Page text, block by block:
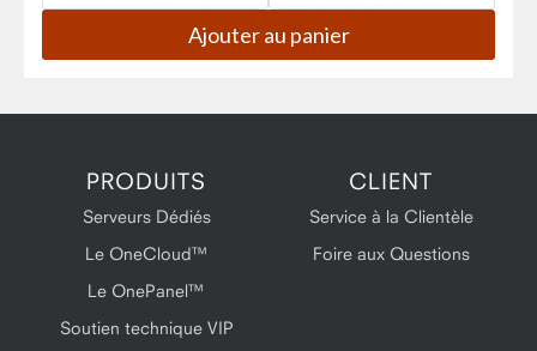
PRODUITS
Serveurs Dédiés
Le OneCloud™
Le OnePanel™
Soutien technique VIP
CLIENT
Service à la Clientèle
Foire aux Questions